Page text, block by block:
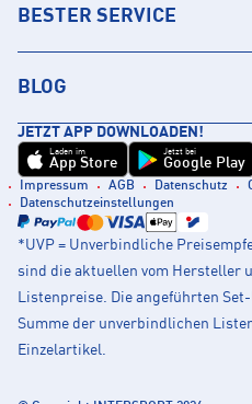
BESTER SERVICE
BLOG
JETZT APP DOWNLOADEN!
Laden im
App Store
Jetzt bei
Google Play
Impressum AGB Datenschutz
Datenschutzeinstellungen
*UVP = Unverbindliche
sind die aktuellen vom Hersteller
Listenpreise. Die angeführten
Summe der unverbindlichen
Einzelartikel.